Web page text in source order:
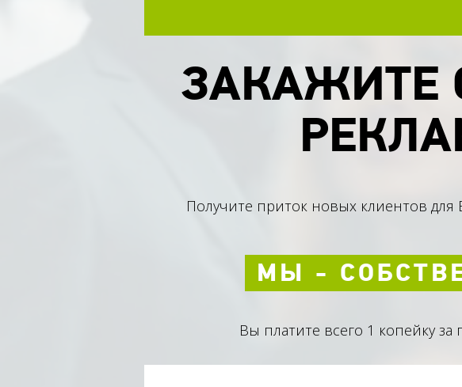
ЗАКАЖИТЕ
Получите приток новых клиентов
МЫ -
Вы платите всего 1 копейку